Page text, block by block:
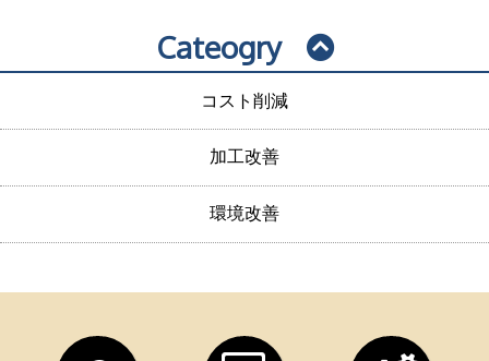
Cateogry
コスト削減
加工改善
環境改善